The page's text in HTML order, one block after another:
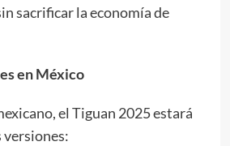
sacrificar la economía de
en México
el Tiguan 2025 estará